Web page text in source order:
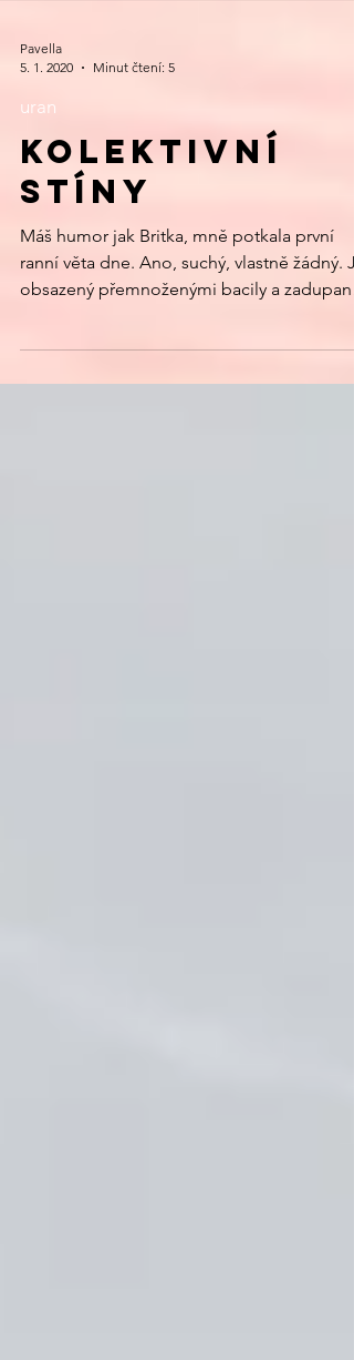
5. 1. 2020
uran
Kolektivní
stíny
Máš humor jak Britka, mně potkala první
ranní věta dne. Ano, suchý, vlastně žádný.
do země pod...